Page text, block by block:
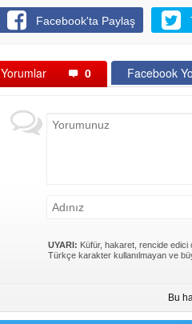
Facebook'ta Paylaş
Yorumlar 0 Facebook
UYARI: Küfür, hakaret, rencide edici
Türkçe karakter kullanılmayan ve
Bu